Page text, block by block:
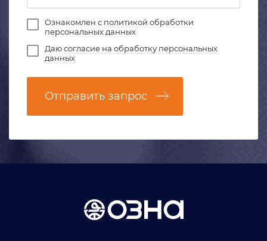
Ознакомлен с политикой обработки
персональных данных
Даюсогласие на обработку персональных
данных
Отправить запрос